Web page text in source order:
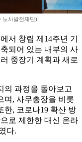
노사발전재단)
서 창립 제14주년 기
되어 있는 내부의 사
중장기 계획과 새로
의 과정을 돌아보고
며, 사무총장을 비롯
한, 코로나19 확산 방
로 제한한 대신 온라
다.